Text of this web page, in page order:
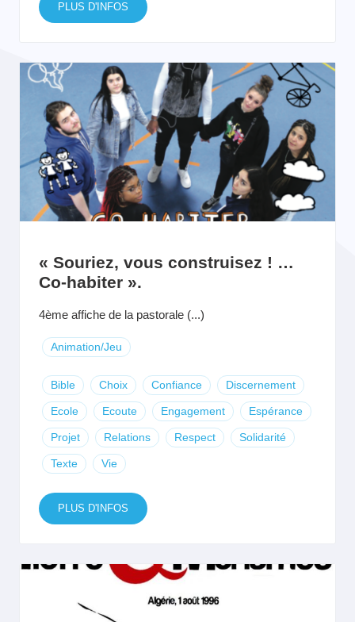
PLUS D'INFOS
« Souriez, vous construisez ! …
Co-habiter ».
4ème affiche de la pastorale (...)
Animation/Jeu
Bible Choix Confiance Discernement
Ecole Ecoute Engagement Espérance
Projet Relations Respect Solidarité
Texte Vie
PLUS D'INFOS